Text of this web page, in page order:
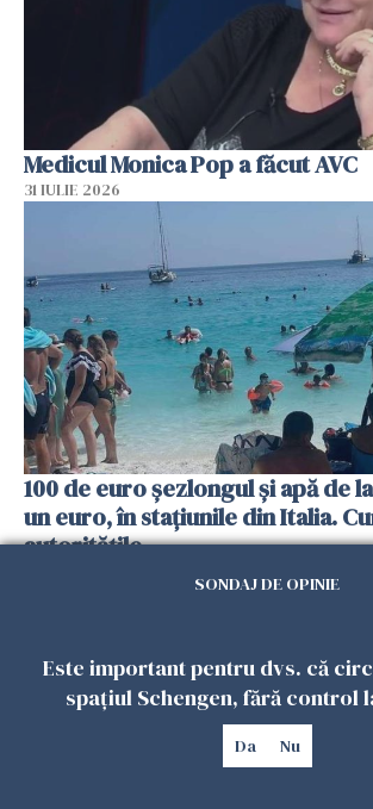
Medicul Monica Pop a făcut AVC
31 IULIE 2026
100 de euro șezlongul și apă de
un euro, în stațiunile din Italia.
autoritățile
SONDAJ DE OPINIE
Este important pentru dvs. că
spațiul Schengen, fără control
Da Nu